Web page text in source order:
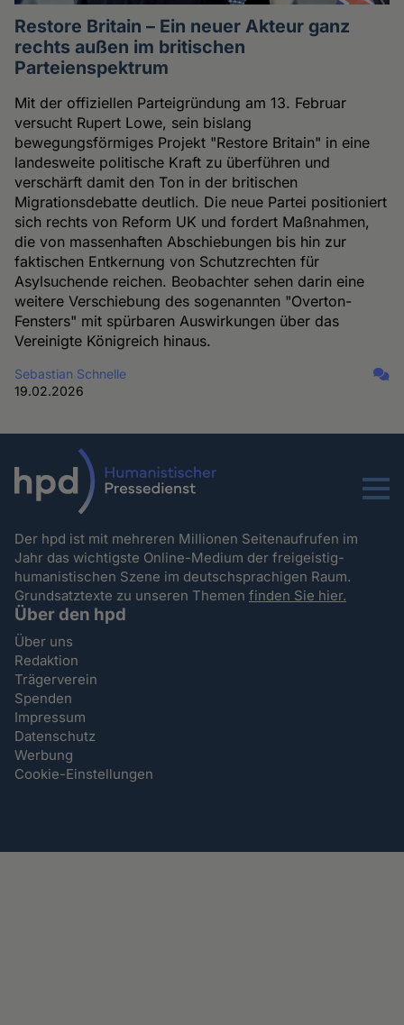
Restore Britain – Ein neuer Akteur ganz
rechts außen im britischen
Parteienspektrum
Mit der offiziellen Parteigründung am 13. Februar
versucht Rupert Lowe, sein bislang
bewegungsförmiges Projekt "Restore Britain" in eine
landesweite politische Kraft zu überführen und
verschärft damit den Ton in der britischen
Migrationsdebatte deutlich. Die neue Partei positioniert
sich rechts von Reform UK und fordert Maßnahmen,
die von massenhaften Abschiebungen bis hin zur
faktischen Entkernung von Schutzrechten für
Asylsuchende reichen. Beobachter sehen darin eine
weitere Verschiebung des sogenannten "Overton-
Fensters" mit spürbaren Auswirkungen über das
Vereinigte Königreich hinaus.
Sebastian Schnelle
19.02.2026
Menu
Der hpd ist mit mehreren Millionen Seitenaufrufen im
Jahr das wichtigste Online-Medium der freigeistig-
humanistischen Szene im deutschsprachigen Raum.
Grundsatztexte zu unseren Themenfinden Sie hier.
Über den hpd
Über uns
Redaktion
Trägerverein
Spenden
Impressum
Datenschutz
Werbung
Cookie-Einstellungen